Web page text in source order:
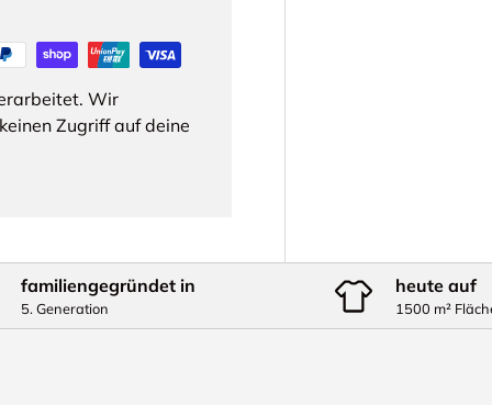
Wir
Zugriff auf deine
familiengegründet in
5. Generation
heute auf
1500 m²